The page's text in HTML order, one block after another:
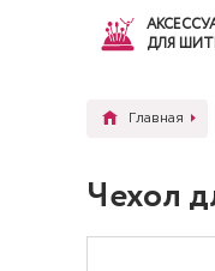
ДЛЯ
Главная
Чехол